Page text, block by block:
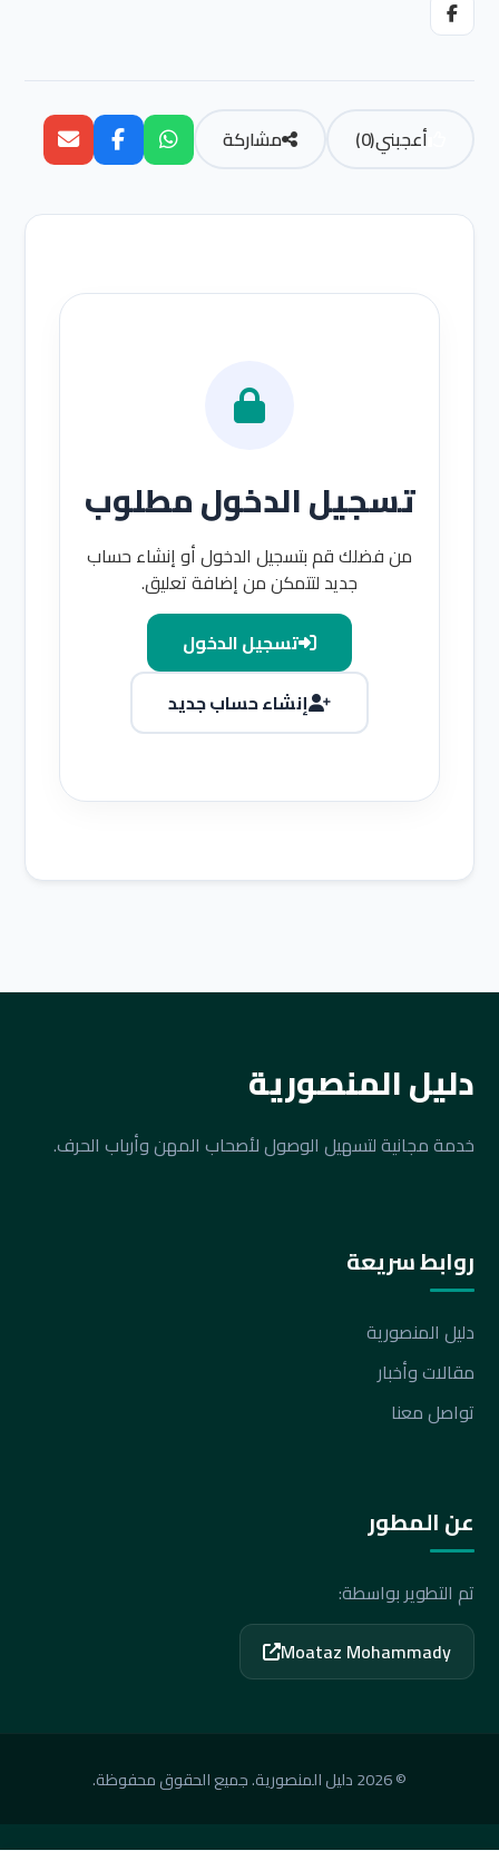
أعجبني(
0
) مشاركة
تسجيل الدخول مطلوب
من فضلك قم بتسجيل الدخول أو إنشاء حساب
جديد لتتمكن من إضافة تعليق.
تسجيل الدخول
إنشاء حساب جديد
دليل المنصورية
خدمة مجانية لتسهيل الوصول لأصحاب المهن وأرباب الحرف.
روابط سريعة
دليل المنصورية
مقالات وأخبار
تواصل معنا
عن المطور
تم التطوير بواسطة:
Moataz Mohammady
© 2026 دليل المنصورية. جميع الحقوق محفوظة.